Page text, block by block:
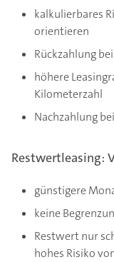
kalkulierbares
orientieren
Rückzahlung
höhere
Kilometerzahl
Nachzahlung
Restwertleasing:
günstigere
keine
Restwert nur
hohes Risiko